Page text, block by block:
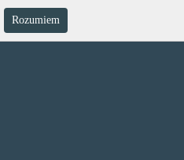
Rozumiem